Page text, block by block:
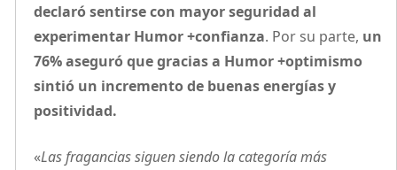
declaró sentirse con mayor seguridad al
experimentar Humor +confianza. Por su parte, un
76% aseguró que gracias a Humor +optimismo
sintió un incremento de buenas energías y
positividad.
«Las fragancias siguen siendo la categoría más